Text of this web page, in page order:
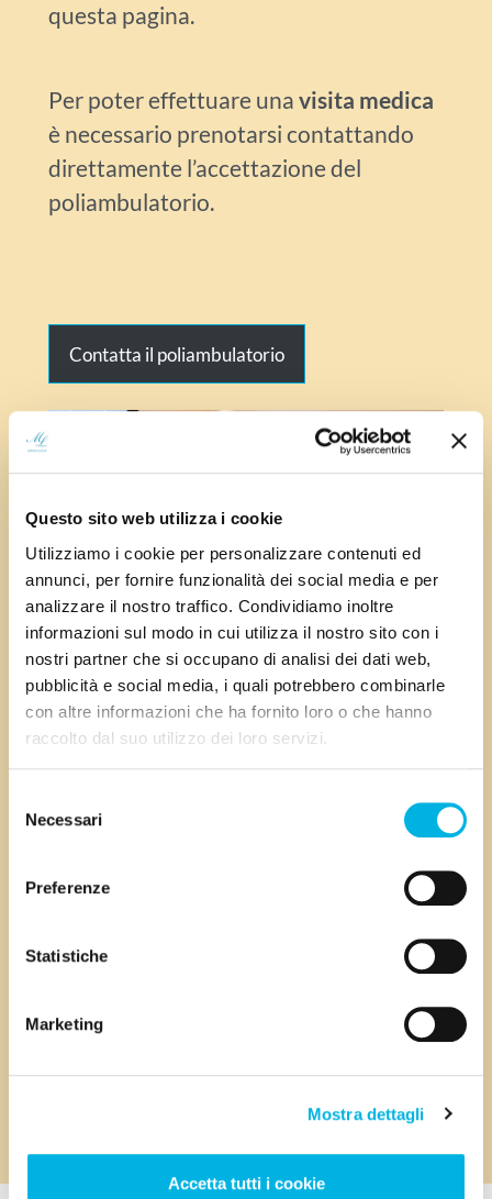
Questo sito web utilizza i cookie
Utilizziamo i cookie per personalizzare contenuti ed
annunci, per fornire funzionalità dei social media e per
analizzare il nostro traffico. Condividiamo inoltre
informazioni sul modo in cui utilizza il nostro sito con i
nostri partner che si occupano di analisi dei dati web,
pubblicità e social media, i quali potrebbero combinarle
con altre informazioni che ha fornito loro o che hanno
raccolto dal suo utilizzo dei loro servizi.
delNecessari
Preferenze
Statistiche
Marketing
Mostra dettagli
Accetta tutti i cookie
questa pagina.
Per poter effettuare una visita medica
è necessario prenotarsi contattando
direttamente l’accettazione del
poliambulatorio.
Contatta il poliambulatorio